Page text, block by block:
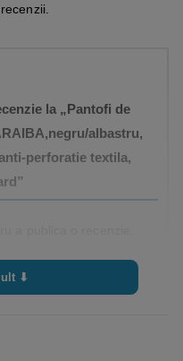
la „Pantofi de
albastru,
perforatie textila,
⬇